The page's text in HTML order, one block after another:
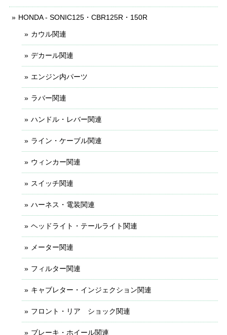
HONDA - SONIC125・CBR125R・150R
カウル関連
デカール関連
エンジン内パーツ
ラバー関連
ハンドル・レバー関連
ライン・ケーブル関連
ウィンカー関連
スイッチ関連
ハーネス・電装関連
ヘッドライト・テールライト関連
メーター関連
フィルター関連
キャブレター・インジェクション関連
フロント・リア ショック関連
ブレーキ・ホイール関連